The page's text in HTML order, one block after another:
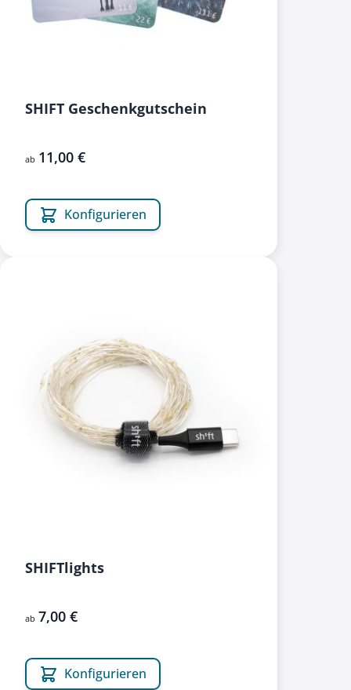
SHIFT Geschenkgutschein
ab 11,00 €
Konfigurieren
SHIFTlights
ab 7,00 €
Konfigurieren